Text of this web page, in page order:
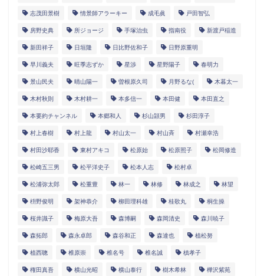
志茂田景樹 情景師アラーキー 成毛眞 戸田智弘
房野史典 所ジョージ 手塚治虫 指南役 新渡戸稲造
新田祥子 日垣隆 日比野佐和子 日野原重明
早川義夫 旺季志ずか 星渉 星野陽子 春明力
景山民夫 晴山陽一 曽根原久司 月野るな( 木暮太一
木村秋則 木村耕一 本多信一 本田健 本田直之
本要約チャンネル 本郷和人 杉山頴男 杉田淳子
村上春樹 村上龍 村山太一 村山斉 村瀬幸浩
村田沙耶香 東村アキコ 松原始 松原照子 松岡修造
松崎五三男 松平洋史子 松本人志 松村卓
松浦弥太郎 松重豊 林一 林修 林成之 林望
枡野俊明 架神恭介 柳田理科雄 桂歌丸 桐生操
桜井識子 梅原大吾 森博嗣 森岡清史 森川暁子
森拓郎 森永卓郎 森谷和正 森達也 植松努
植西聰 椎原崇 椎名号 椎名誠 槙孝子
権田真吾 横山光昭 横山泰行 樹木希林 樺沢紫苑